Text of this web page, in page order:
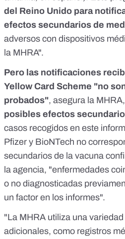
del Reino Unido para
efectos secundarios de
adversos con dispositivos
la MHRA".
Pero las notificaciones
Yellow Card Scheme "no
probados", asegura la MHRA,
posibles efectos
casos recogidos en este
Pfizer y BioNTech no
secundarios de la vacuna
la agencia, "enfermedades
o no diagnosticadas
un factor en los informes".
"La MHRA utiliza una
adicionales, como registros